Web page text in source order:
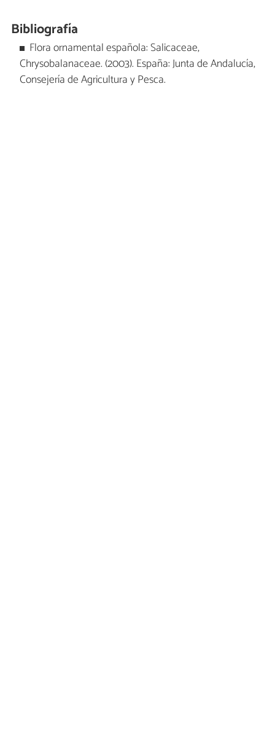
Bibliografía
Flora ornamental española: Salicaceae,
Chrysobalanaceae. (2003). España: Junta de Andalucía,
Consejería de Agricultura y Pesca.